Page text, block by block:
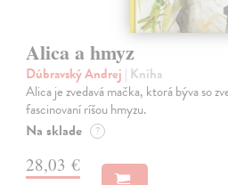
Alica a hmyz
Dúbravský Andrej | Kniha
Alica je zvedavá mačka, ktorá býva so
fascinovaní ríšou hmyzu.
Na sklade ?
28,03 €